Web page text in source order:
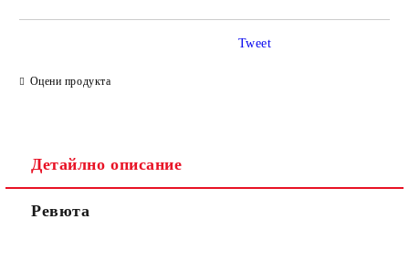
Оцени продукта
Tweet
Детайлно описание
Ревюта